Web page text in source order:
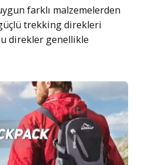
farklı malzemelerden
trekking direkleri
direkler genellikle